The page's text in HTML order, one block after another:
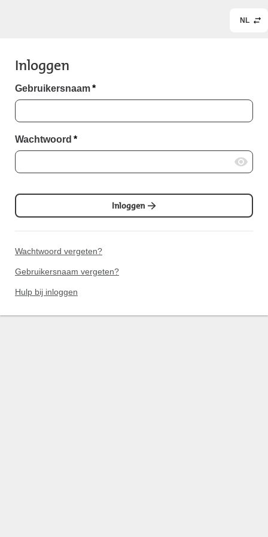
NL
Inloggen
Gebruikersnaam*
Wachtwoord *
Inloggen
Wachtwoord vergeten?
Gebruikersnaam vergeten?
Hulp bij inloggen